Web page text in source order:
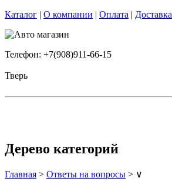
Каталог | О компании | Оплата | Доставка
Телефон: +7(908)911-66-15
Тверь
Дерево категорий
Главная > Ответы на вопросы > ∨